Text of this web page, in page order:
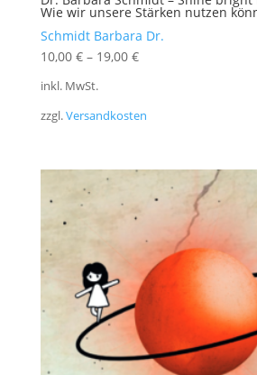
Wie wir unsere Stärken nutzen
Schmidt Barbara Dr.
10,00 €– 19,00 €
inkl. MwSt.
zzgl.Versandkosten